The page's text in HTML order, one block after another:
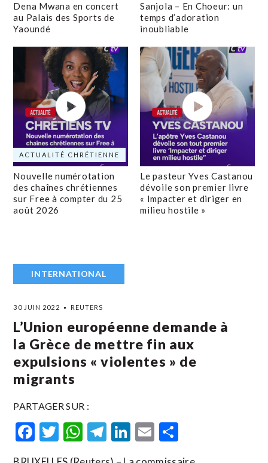
Dena Mwana en concert
au Palais des Sports de
Yaoundé
Sanjola – En Choeur: un
temps d’adoration
inoubliable
ACTUALITÉ CHRÉTIENNE
Nouvelle numérotation
des chaînes chrétiennes
sur Free à compter du 25
août 2026
Le pasteur Yves Castanou
dévoile son premier livre
« Impacter et diriger en
milieu hostile »
INTERNATIONAL
30 JUIN 2022 REUTERS
L’Union européenne demande à
la Grèce de mettre fin aux
expulsions « violentes » de
migrants
PARTAGER SUR :
Facebook
Twitter
WhatsApp
Telegram
LinkedIn
Email